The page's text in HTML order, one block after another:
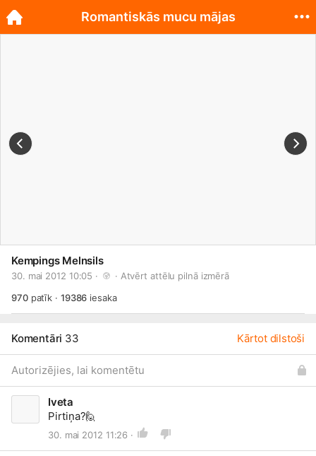
Kempings Melnsils
30. mai 2012 10:05 · · Atvērt attēlu pilnā izmērā
970patīk · 19386 iesaka
Komentāri 33 Kārtot dilstoši
Autorizējies, lai komentētu
Iveta
Pirtiņa?🙋
30. mai 2012 11:26 ·
Romantiskās mucu mājas